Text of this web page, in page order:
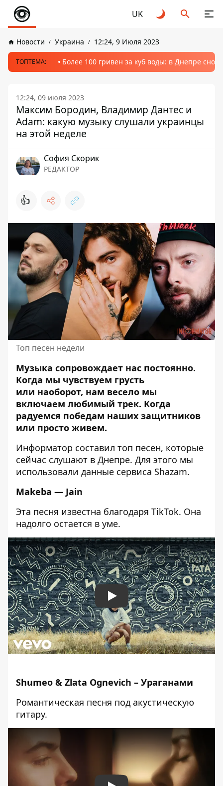
UK
Новости Украина 12:24, 9 Июля 2023
ТОПТЕМА: Более 100 гривен за куб воды: в Днепре
12:24, 09 июля 2023
Максим Бородин, Владимир Дантес и
Adam: какую музыку слушали украинцы
на этой неделе
София Скорик
РЕДАКТОР
👍
Топ песен недели
Музыка сопровождает нас постоянно.
Когда мы чувствуем грусть
или наоборот, нам весело мы
включаем любимый трек. Когда
радуемся победам наших защитников
или просто живем.
Информатор составил топ песен, которые
сейчас слушают в Днепре. Для этого мы
использовали данные сервиса Shazam.
Makeba — Jain
Эта песня известна благодаря TikTok. Она
надолго остается в уме.
Play
Shumeo & Zlata Ognevich – Ураганами
Романтическая песня под акустическую
гитару.